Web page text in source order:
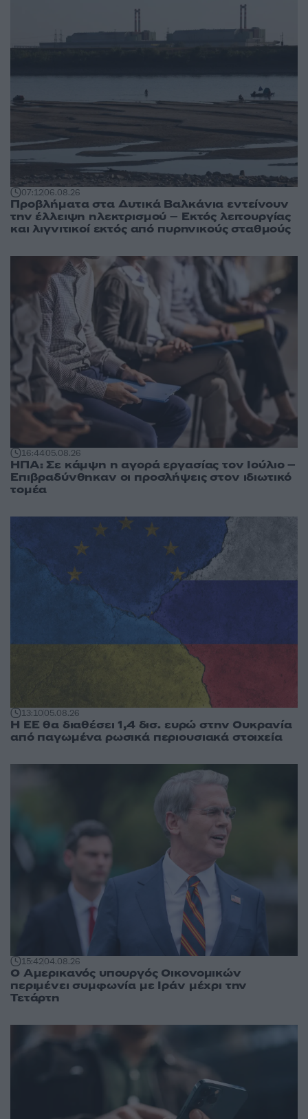
07:1206.08.26
Προβλήματα στα Δυτικά Βαλκάνια εντείνουν
την έλλειψη ηλεκτρισμού – Εκτός λειτουργίας
και λιγνιτικοί εκτός από πυρηνικούς σταθμούς
16:4405.08.26
ΗΠΑ: Σε κάμψη η αγορά εργασίας τον Ιούλιο –
Επιβραδύνθηκαν οι προσλήψεις στον ιδιωτικό
τομέα
13:1005.08.26
Η ΕΕ θα διαθέσει 1,4 δισ. ευρώ στην Ουκρανία
από παγωμένα ρωσικά περιουσιακά στοιχεία
15:4204.08.26
Ο Αμερικανός υπουργός Οικονομικών
περιμένει συμφωνία με Ιράν μέχρι την
Τετάρτη